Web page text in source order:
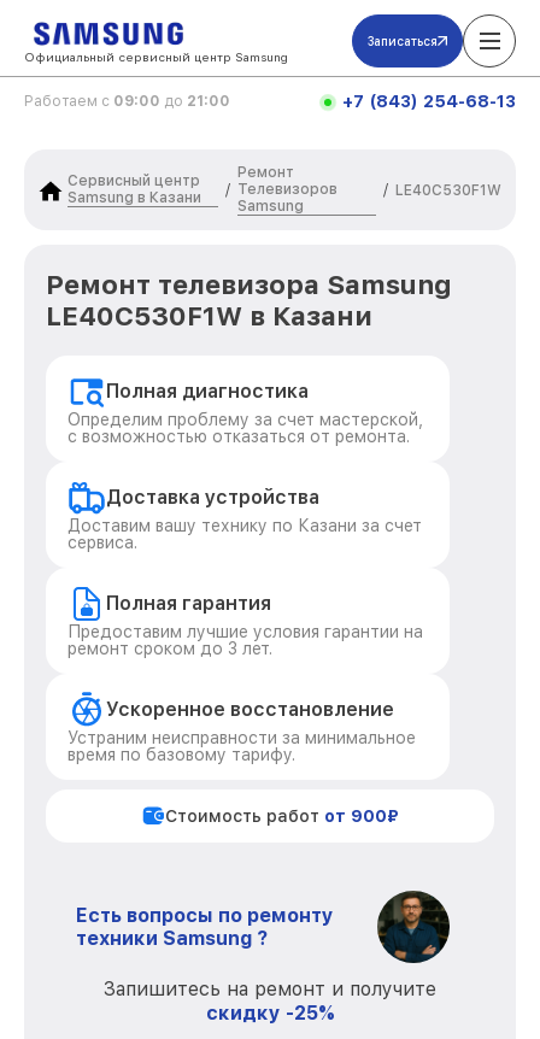
Официальный сервисный центр Samsung
Записаться
Работаем с 09:00 до 21:00 +7 (843) 254-68-13
Сервисный центр
Samsung в Казани
/
Ремонт
Телевизоров
Samsung
/ LE40C530F1W
Ремонт телевизора Samsung
LE40C530F1W в Казани
Полная диагностика
Определим проблему за счет мастерской,
с возможностью отказаться от ремонта.
Доставка устройства
Доставим вашу технику по Казани за счет
сервиса.
Полная гарантия
Предоставим лучшие условия гарантии на
ремонт сроком до 3 лет.
Ускоренное восстановление
Устраним неисправности за минимальное
время по базовому тарифу.
Стоимость работ от 900₽
Есть вопросы по ремонту
техники Samsung ?
Запишитесь на ремонт и получите
скидку -25%